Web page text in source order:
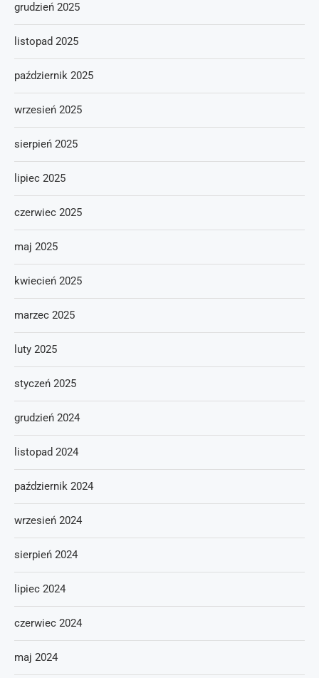
grudzień 2025
listopad 2025
październik 2025
wrzesień 2025
sierpień 2025
lipiec 2025
czerwiec 2025
maj 2025
kwiecień 2025
marzec 2025
luty 2025
styczeń 2025
grudzień 2024
listopad 2024
październik 2024
wrzesień 2024
sierpień 2024
lipiec 2024
czerwiec 2024
maj 2024